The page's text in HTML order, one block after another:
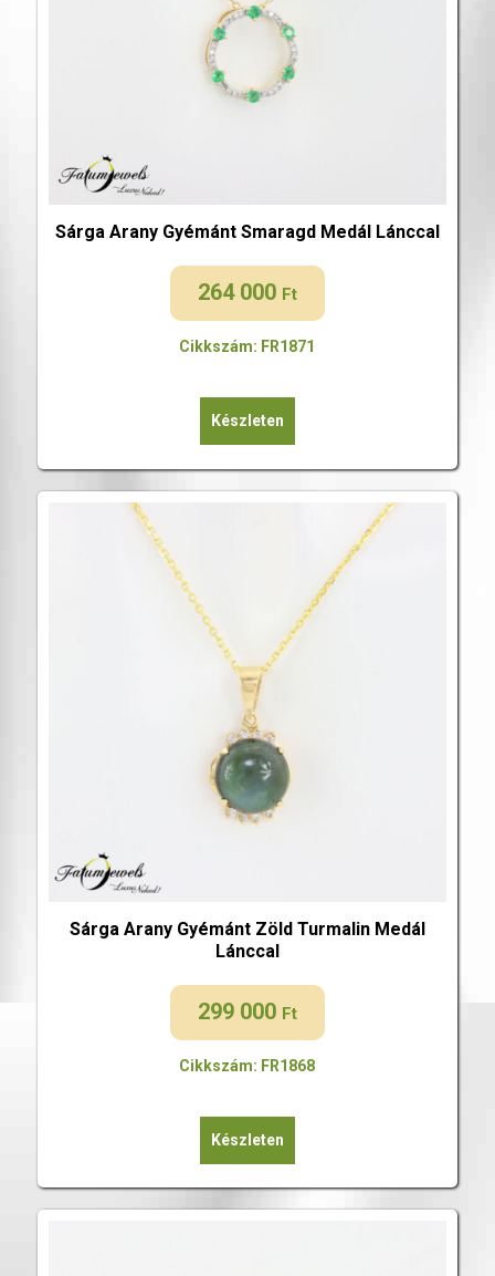
Sárga Arany Gyémánt Smaragd Medál Lánccal
264 000 Ft
Cikkszám: FR1871
Készleten
Sárga Arany Gyémánt Zöld Turmalin Medál
Lánccal
299 000 Ft
Cikkszám: FR1868
Készleten